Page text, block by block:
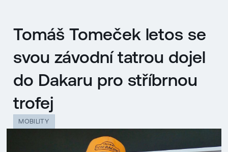
Tomáš Tomeček letos se
svou závodní tatrou dojel
do Dakaru pro stříbrnou
trofej
MOBILITY